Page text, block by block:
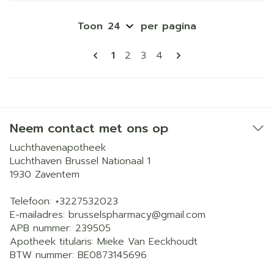
Pagina's
U lees momenteel pagina
1 Pagina
2 Pagina
3 Pagina
4
Toon per pagina
Neem contact met ons op
Luchthavenapotheek
Luchthaven Brussel Nationaal 1
1930 Zaventem
Telefoon: +3227532023
E-mailadres: brusselspharmacy@gmail.com
APB nummer: 239505
Apotheek titularis: Mieke Van Eeckhoudt
BTW nummer: BE0873145696